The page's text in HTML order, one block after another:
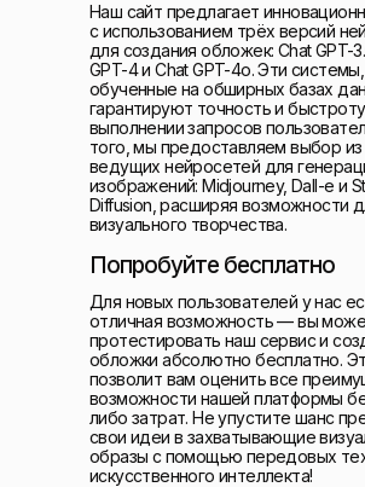
Попробуйте бесплатно
Для новых пользователей у нас
отличная возможность — вы
протестировать наш сервис и
обложки абсолютно бесплатно.
позволит вам оценить все
возможности нашей платформы
либо затрат. Не упустите шанс
свои идеи в захватывающие
образы с помощью передовых
искусственного интеллекта!
Наш сайт предлагает
с использованием трёх версий
для создания обложек: Chat GPT-
GPT-4 и Chat GPT-4o. Эти системы,
обученные на обширных базах
гарантируют точность и
выполнении запросов
того, мы предоставляем выбор из
ведущих нейросетей для
изображений: Midjourney, Dall-e и
Diffusion, расширяя возможности
визуального творчества.